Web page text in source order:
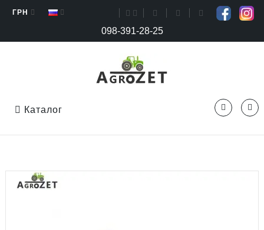
ГРН
098-391-28-25
Каталог